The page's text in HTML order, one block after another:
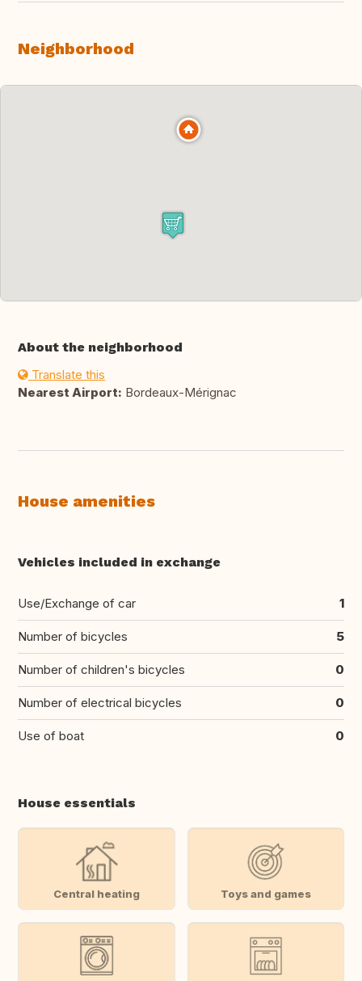
Neighborhood
About the neighborhood
Translate this
Nearest Airport: Bordeaux-Mérignac
House amenities
Vehicles included in exchange
Use/Exchange of car 1
Number of bicycles 5
Number of children's bicycles 0
Number of electrical bicycles 0
Use of boat 0
House essentials
Central heating Toys and games